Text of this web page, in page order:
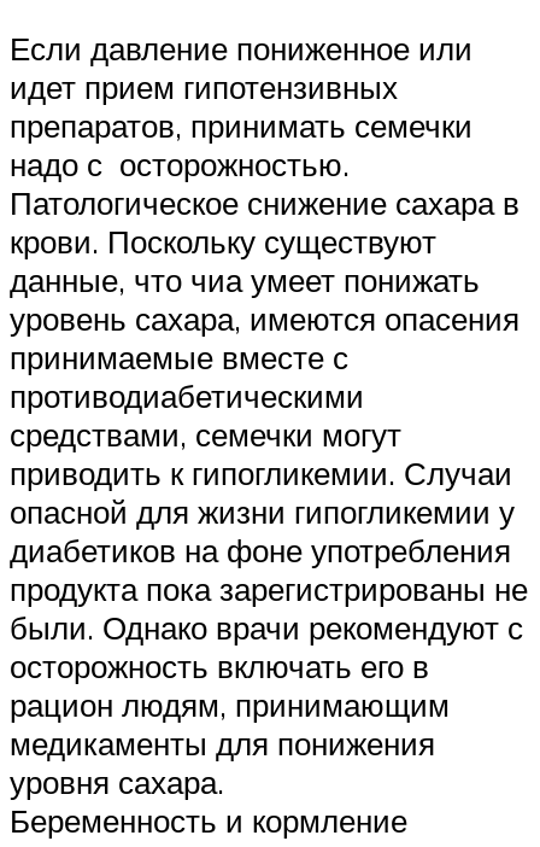
Если давление пониженное или
идет прием гипотензивных
препаратов, принимать семечки
надо с осторожностью.
Патологическое снижение сахара в
крови. Поскольку существуют
данные, что чиа умеет понижать
уровень сахара, имеются опасения
принимаемые вместе с
противодиабетическими
средствами, семечки могут
приводить к гипогликемии. Случаи
опасной для жизни гипогликемии у
диабетиков на фоне употребления
продукта пока зарегистрированы не
были. Однако врачи рекомендуют с
осторожность включать его в
рацион людям, принимающим
медикаменты для понижения
уровня сахара.
Беременность и кормление